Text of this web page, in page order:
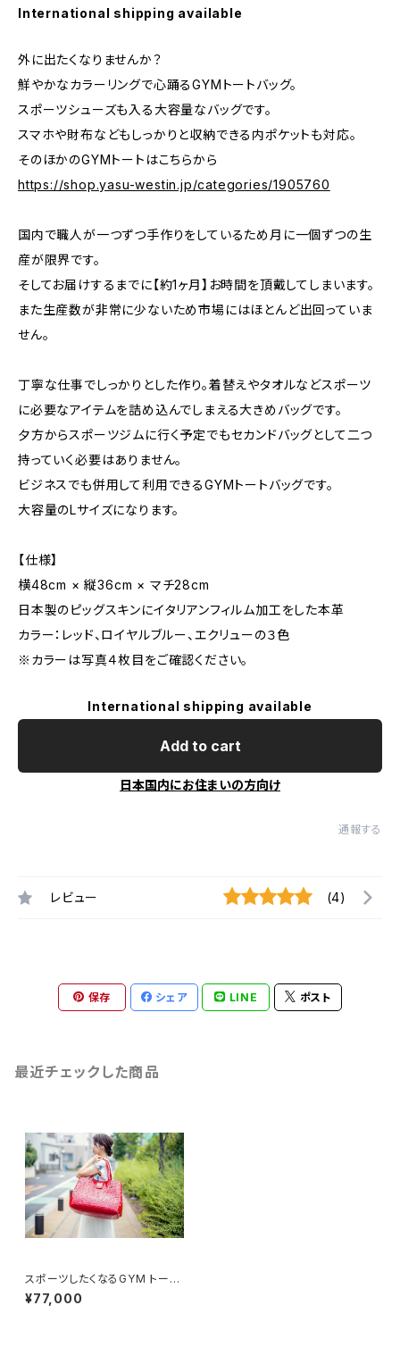
International shipping available
外に出たくなりませんか？
鮮やかなカラーリングで心踊るGYMトートバッグ。
スポーツシューズも入る大容量なバッグです。
スマホや財布などもしっかりと収納できる内ポケットも対応。
そのほかのGYMトートはこちらから
https://shop.yasu-westin.jp/categories/1905760
国内で職人が一つずつ手作りをしているため月に一個ずつの生
産が限界です。
そしてお届けするまでに【約1ヶ月】お時間を頂戴してしまいます。
また生産数が非常に少ないため市場にはほとんど出回っていま
せん。
丁寧な仕事でしっかりとした作り。着替えやタオルなどスポーツ
に必要なアイテムを詰め込んでしまえる大きめバッグです。
夕方からスポーツジムに行く予定でもセカンドバッグとして二つ
持っていく必要はありません。
ビジネスでも併用して利用できるGYMトートバッグです。
大容量のLサイズになります。
【仕様】
横48cm × 縦36cm × マチ28cm
日本製のピッグスキンにイタリアンフィルム加工をした本革
カラー：レッド、ロイヤルブルー、エクリューの３色
※カラーは写真４枚目をご確認ください。
International shipping available
Add to cart
日本国内にお住まいの方向け
通報する
レビュー (4)
保存 シェア LINE ポスト
最近チェックした商品
スポーツしたくなるGYM トート
005 Lサイズ
¥77,000